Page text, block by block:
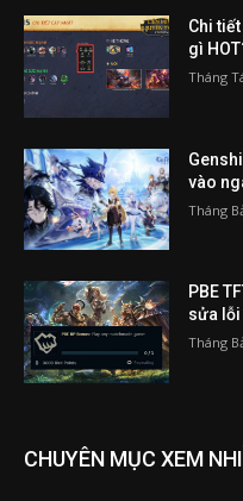
Chi
gì
Tháng
vào
Tháng
PBE
sửa lỗi
Tháng
CHUYÊN MỤC XEM